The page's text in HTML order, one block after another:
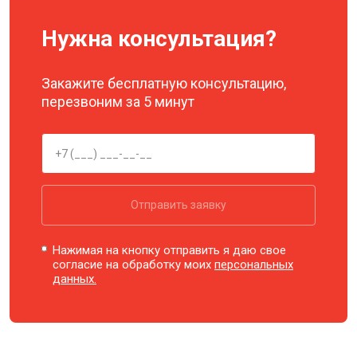
Нужна консультация?
Закажите бесплатную консультацию,
перезвоним за 5 минут
Отправить заявку
Нажимая на кнопку отправить я даю свое
согласие на обработку моихперсональных
данных.